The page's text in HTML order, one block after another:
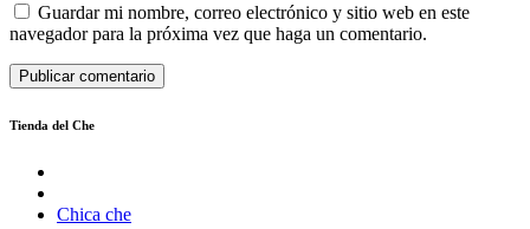
Guardar mi nombre, correo electrónico y sitio web en este
navegador para la próxima vez que haga un comentario.
Tienda del Che
Chica che